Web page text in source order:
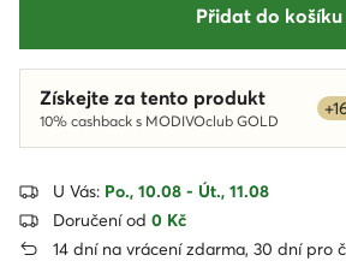
Přidat do košíku
Získejte za tento produkt
10% cashback s MODIVOclub GOLD
U Vás: Po., 10.08 - Út., 11.08
Doručení od 0 Kč
14 dní na vrácení zdarma, 30 dní pro